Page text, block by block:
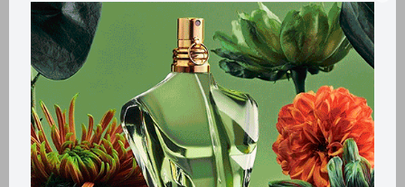
Variantes:
Métodos y costos de envío
Retiros gratuitos en tiendas